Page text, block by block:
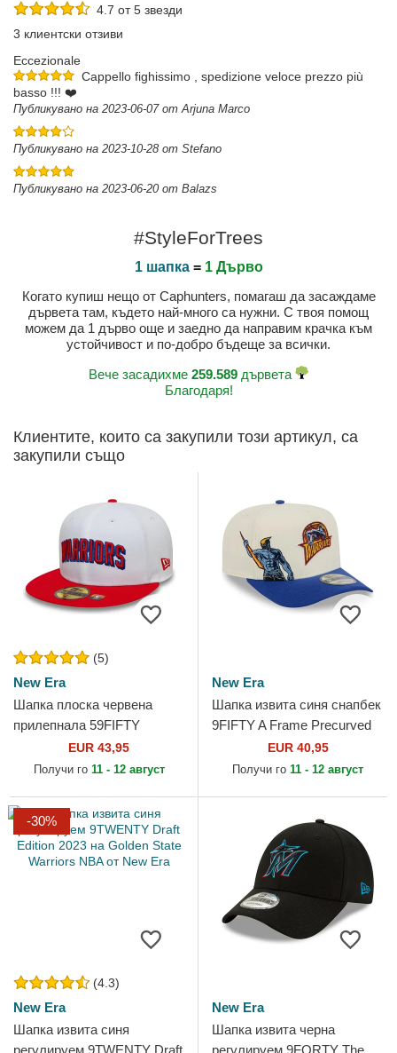
4.7 от 5 звезди
3 клиентски отзиви
Eccezionale
Cappello fighissimo , spedizione veloce prezzo più
basso !!! ❤️
Публикувано на 2023-06-07 от Arjuna Marco
Публикувано на 2023-10-28 от Stefano
Публикувано на 2023-06-20 от Balazs
#StyleForTrees
1 шапка= 1 Дърво
Когато купиш нещо от Caphunters, помагаш да засаждаме
дървета там, където най-много са нужни. С твоя помощ
можем да 1 дърво още и заедно да направим крачка към
устойчивост и по-добро бъдеще за всички.
Вече засадихме 259.589 дървета
Благодаря!
Клиентите, които са закупили този артикул, са
закупили също
(5)
New Era
Шапка плоска червена
прилепнала 59FIFTY
Classic на Golden State
Warriors NBA от New Era
EUR 43,95
Получи го 11 - 12 август
New Era
Шапка извита синя снапбек
9FIFTY A Frame Precurved
Hardwood Classics на
Golden State Warriors NBA...
EUR 40,95
Получи го 11 - 12 август
-30%
(4.3)
New Era
Шапка извита синя
New Era
Шапка извита черна